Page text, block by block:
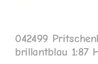
042499
brillantblau 1:87